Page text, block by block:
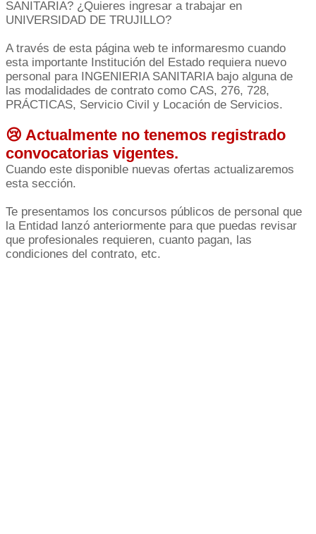
SANITARIA? ¿Quieres ingresar a trabajar en
UNIVERSIDAD DE TRUJILLO?
A través de esta página web te informaresmo cuando
esta importante Institución del Estado requiera nuevo
personal para INGENIERIA SANITARIA bajo alguna de
las modalidades de contrato como CAS, 276, 728,
PRÁCTICAS, Servicio Civil y Locación de Servicios.
😢 Actualmente no tenemos registrado
convocatorias vigentes.
Cuando este disponible nuevas ofertas actualizaremos
esta sección.
Te presentamos los concursos públicos de personal que
la Entidad lanzó anteriormente para que puedas revisar
que profesionales requieren, cuanto pagan, las
condiciones del contrato, etc.